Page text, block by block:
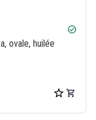
check_circle
ovale, huilée